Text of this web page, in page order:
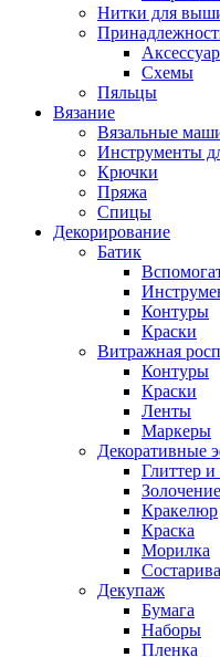
Нитки для
Схемы
Пяльцы
Вязание
Вязальные
Инструменты
Крючки
Пряжа
Спицы
Декорирование
Батик
Контуры
Краски
Витражная
Контуры
Краски
Ленты
Маркеры
Декоративные
Глиттер и
Золочение
Кракелюр
Краска
Морилка
Декупаж
Бумага
Наборы
Пленка